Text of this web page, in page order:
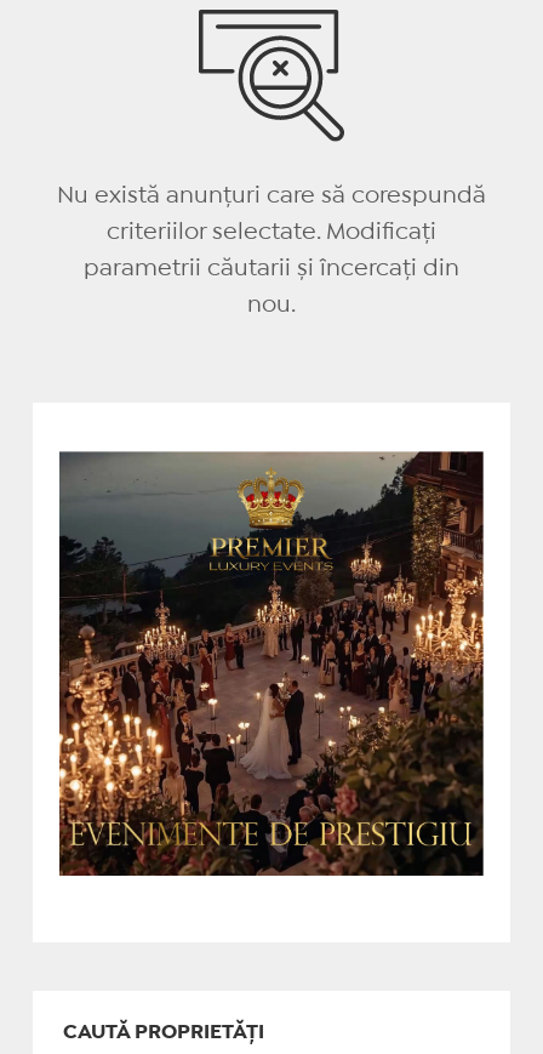
Nu există anunțuri care să corespundă
criteriilor selectate. Modificați
parametrii căutarii și încercați din
nou.
CAUTĂ PROPRIETĂȚI